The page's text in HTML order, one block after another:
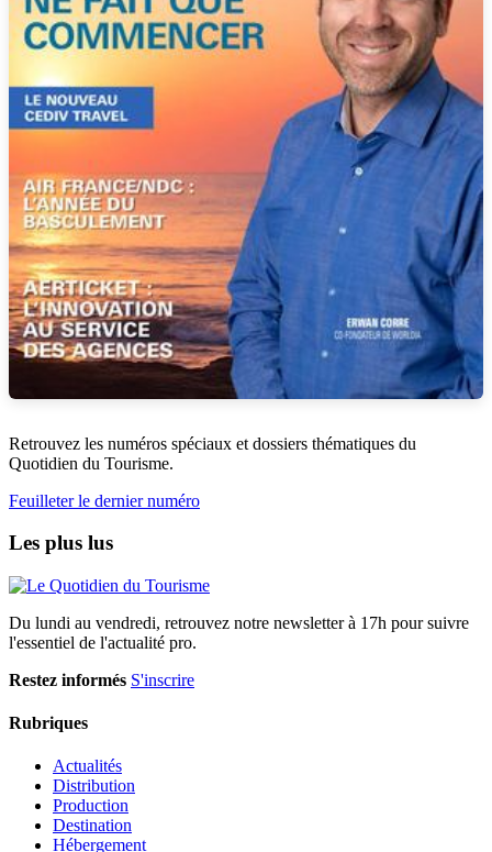
Retrouvez les numéros spéciaux et dossiers thématiques du
Quotidien du Tourisme.
Feuilleter le dernier numéro
Les plus lus
Du lundi au vendredi, retrouvez notre newsletter à 17h pour suivre
l'essentiel de l'actualité pro.
Restez informés S'inscrire
Rubriques
Actualités
Distribution
Production
Destination
Hébergement